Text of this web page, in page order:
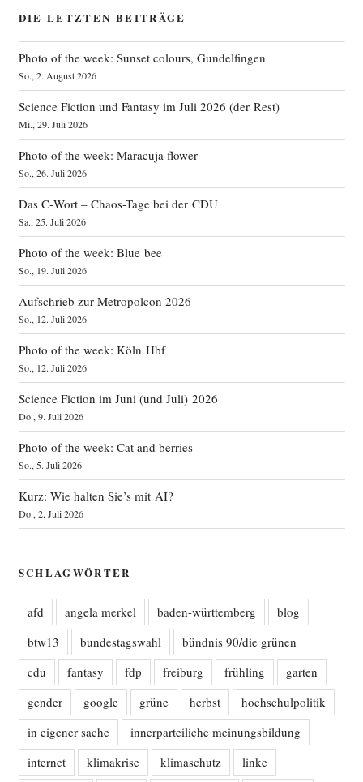
DIE LETZTEN BEITRÄGE
Photo of the week: Sunset colours, Gundelfingen
So., 2. August 2026
Science Fiction und Fantasy im Juli 2026 (der Rest)
Mi., 29. Juli 2026
Photo of the week: Maracuja flower
So., 26. Juli 2026
Das C‑Wort – Chaos-Tage bei der CDU
Sa., 25. Juli 2026
Photo of the week: Blue bee
So., 19. Juli 2026
Aufschrieb zur Metropolcon 2026
So., 12. Juli 2026
Photo of the week: Köln Hbf
So., 12. Juli 2026
Science Fiction im Juni (und Juli) 2026
Do., 9. Juli 2026
Photo of the week: Cat and berries
So., 5. Juli 2026
Kurz: Wie halten Sie’s mit AI?
Do., 2. Juli 2026
SCHLAGWÖRTER
afd angela merkel baden-württemberg
blog
btw13
bundestagswahl
bündnis 90/die grünen
cdu
fantasy fdp freiburg frühling
garten
gender
google grüne herbst
hochschulpolitik
in eigener sache
innerparteiliche meinungsbildung
internet
klimakrise klimaschutz linke